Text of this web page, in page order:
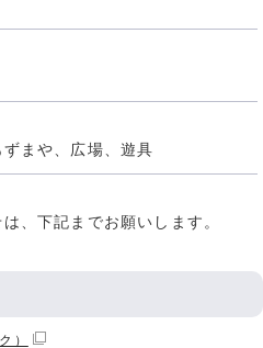
まや、広場、遊具
、下記までお願いします。
）